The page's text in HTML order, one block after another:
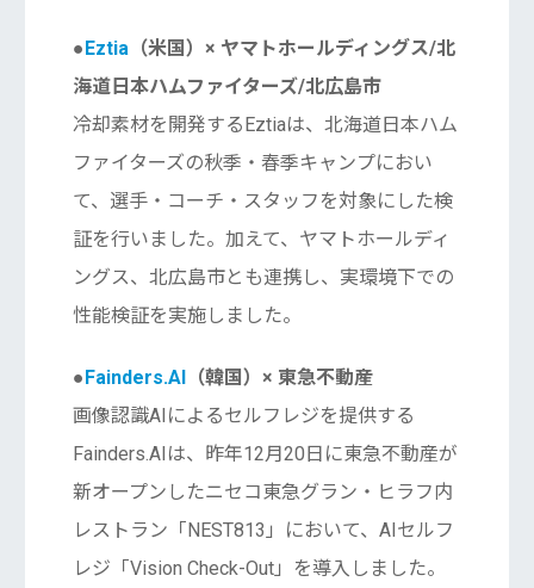
●Eztia （米国）× ヤマトホールディングス/北
海道日本ハムファイターズ/北広島市
冷却素材を開発するEztiaは、北海道日本ハム
ファイターズの秋季・春季キャンプにおい
て、選手・コーチ・スタッフを対象にした検
証を行いました。加えて、ヤマトホールディ
ングス、北広島市とも連携し、実環境下での
性能検証を実施しました。
●Fainders.AI（韓国）× 東急不動産
画像認識AIによるセルフレジを提供する
Fainders.AIは、昨年12月20日に東急不動産が
新オープンしたニセコ東急グラン・ヒラフ内
レストラン「NEST813」において、AIセルフ
レジ「Vision Check-Out」を導入しました。